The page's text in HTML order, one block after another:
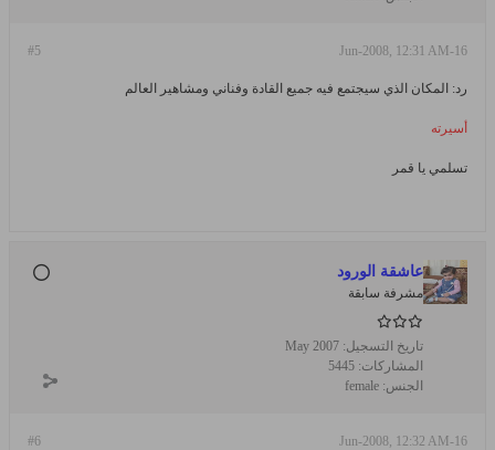
#5 16-Jun-2008, 12:31 AM
رد: المكان الذي سيجتمع فيه جميع القادة وفناني ومشاهير العالم
أسيرته
تسلمي يا قمر
عاشقة الورود
مشرفة سابقة
تاريخ التسجيل: May 2007
المشاركات: 5445
الجنس: female
#6 16-Jun-2008, 12:32 AM